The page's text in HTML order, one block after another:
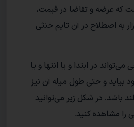
که عرضه و تقاضا در قیمت،
به اصطلاح در آن تایم خنثی
در ابتدا و یا انتها و یا
بیاید و حتی طول میله آن نیز
باشد. در شکل زیر می‌توانید
را مشاهده کنید.